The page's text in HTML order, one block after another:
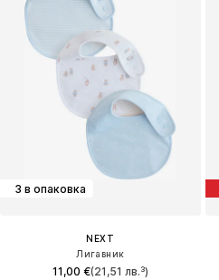
3 в опаковка
NEXT
Лигавник
11,00 €(21,51 лв.³)